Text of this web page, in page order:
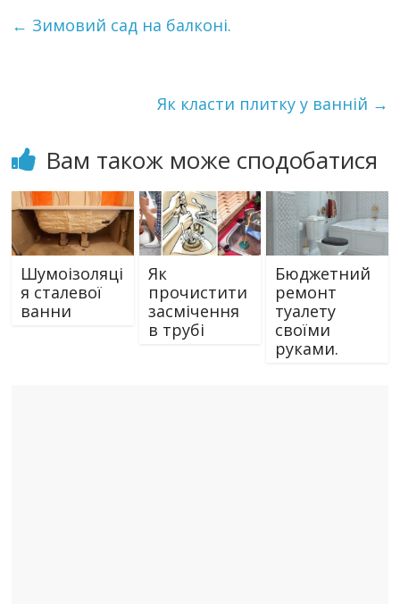
← Зимовий сад на балконі.
Як класти плитку у ванній →
Вам також може сподобатися
Шумоізоляці
я сталевої
ванни
Як
прочистити
засмічення
в трубі
Бюджетний
ремонт
туалету
своїми
руками.